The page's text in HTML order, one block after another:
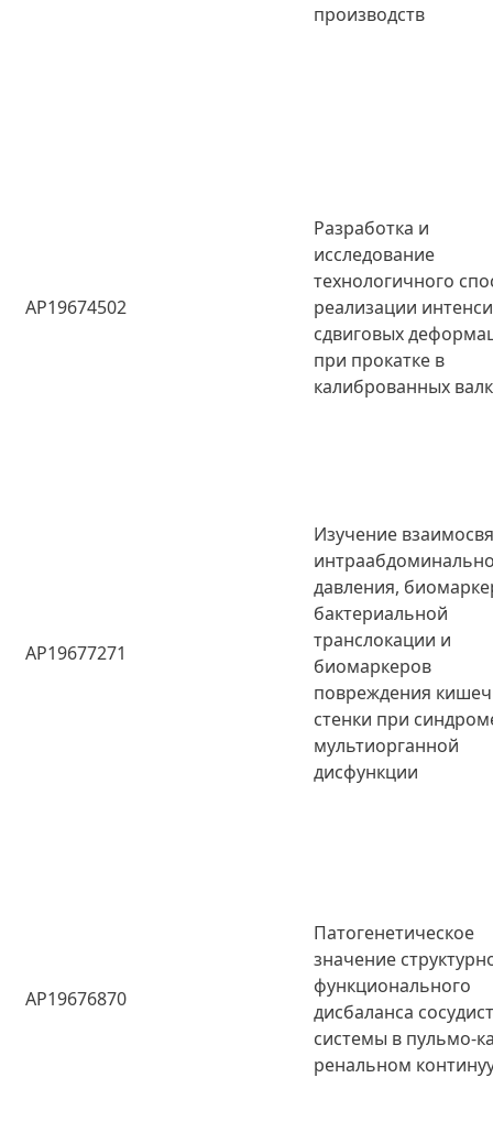
производств
AP19674502
Разработка и
исследование
технологичного
реализации
сдвиговых
при прокатке в
калиброванных
AP19677271
Изучение
давления,
бактериальной
транслокации и
биомаркеров
повреждения
стенки при
мультиорганной
дисфункции
AP19676870
Патогенетическое
значение
функционального
дисбаланса
системы в пульмо-
ренальном